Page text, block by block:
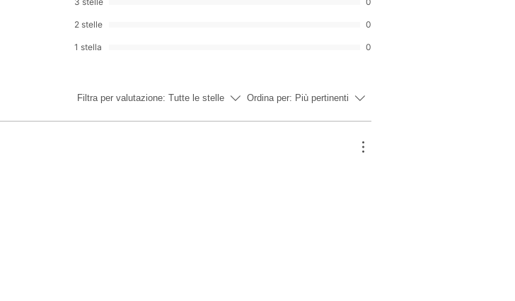
2 stelle 0
1 stella 0
Filtra per valutazione: Tutte le stelle Ordina per: Più pertinenti